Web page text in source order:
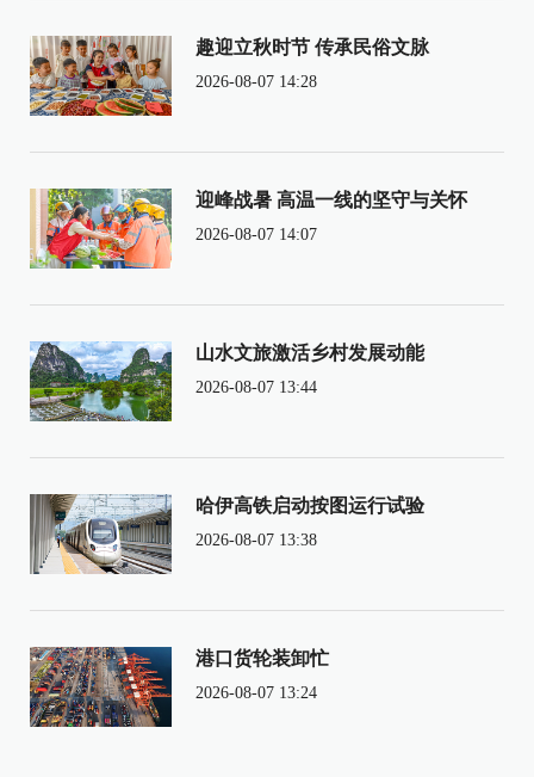
趣迎立秋时节 传承民俗文脉
2026-08-07 14:28
迎峰战暑 高温一线的坚守与关怀
2026-08-07 14:07
山水文旅激活乡村发展动能
2026-08-07 13:44
哈伊高铁启动按图运行试验
2026-08-07 13:38
港口货轮装卸忙
2026-08-07 13:24